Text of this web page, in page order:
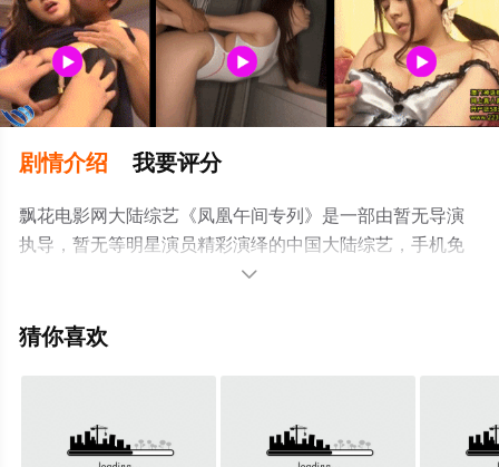
剧情介绍 我要评分
飘花电影网大陆综艺《凤凰午间专列》是一部由暂无导演
执导，暂无等明星演员精彩演绎的中国大陆综艺，手机免
费观看高清无删减完整版综艺节目就上飘花影院，更多相

猜你喜欢